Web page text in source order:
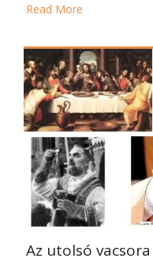
Read More
Az utolsó vacsora